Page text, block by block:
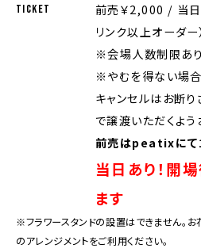
TICKET
前売￥2,000 / 当日
リンク以上オーダー）
※会場人数制限あり
※やむを得ない場合
キャンセルはお断り
で譲渡いただくよう
前売はpeatixにて
当日あり！開
ます
※フラワースタンドの設置はできません。
のアレンジメントをご利用ください。